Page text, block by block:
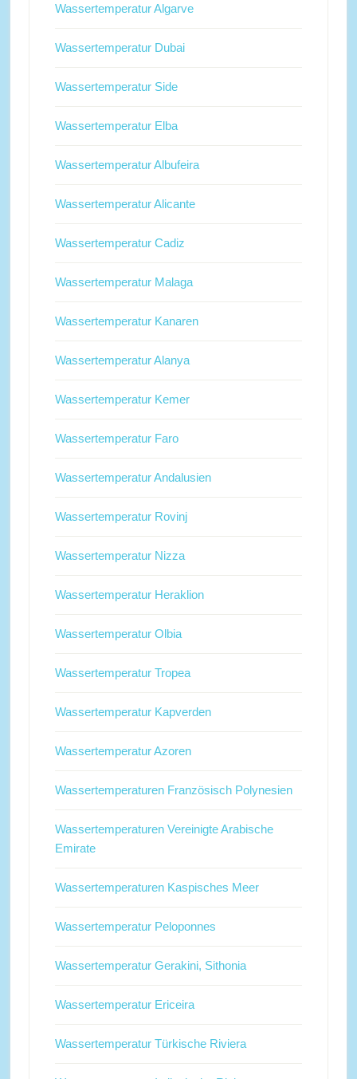
Wassertemperatur Algarve
Wassertemperatur Dubai
Wassertemperatur Side
Wassertemperatur Elba
Wassertemperatur Albufeira
Wassertemperatur Alicante
Wassertemperatur Cadiz
Wassertemperatur Malaga
Wassertemperatur Kanaren
Wassertemperatur Alanya
Wassertemperatur Kemer
Wassertemperatur Faro
Wassertemperatur Andalusien
Wassertemperatur Rovinj
Wassertemperatur Nizza
Wassertemperatur Heraklion
Wassertemperatur Olbia
Wassertemperatur Tropea
Wassertemperatur Kapverden
Wassertemperatur Azoren
Wassertemperaturen Französisch Polynesien
Wassertemperaturen Vereinigte Arabische
Emirate
Wassertemperaturen Kaspisches Meer
Wassertemperatur Peloponnes
Wassertemperatur Gerakini, Sithonia
Wassertemperatur Ericeira
Wassertemperatur Türkische Riviera